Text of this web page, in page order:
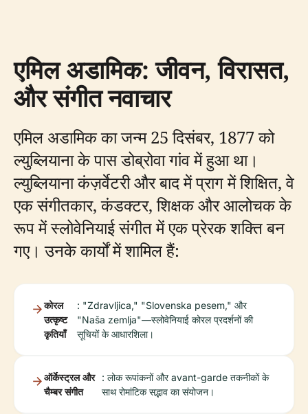
एमिल अडामिक: जीवन, विरासत,
और संगीत नवाचार
एमिल अडामिक का जन्म 25 दिसंबर, 1877 को
ल्युब्लियाना के पास डोब्रोवा गांव में हुआ था।
ल्युब्लियाना कंज़र्वेटरी और बाद में प्राग में शिक्षित, वे
एक संगीतकार, कंडक्टर, शिक्षक और आलोचक के
रूप में स्लोवेनियाई संगीत में एक प्रेरक शक्ति बन
गए। उनके कार्यों में शामिल हैं:
कोरल
उत्कृष्ट
कृतियाँ
: "Zdravljica," "Slovenska pesem," और
"Naša zemlja"—स्लोवेनियाई कोरल प्रदर्शनों की
सूचियों के आधारशिला।
ऑर्केस्ट्रल और
चैम्बर संगीत
: लोक रूपांकनों और avant-garde तकनीकों के
साथ रोमांटिक सद्भाव का संयोजन।